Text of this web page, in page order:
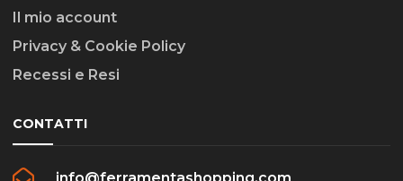
Il mio account
Privacy & Cookie Policy
Recessi e Resi
CONTATTI
info@ferramentashopping.com